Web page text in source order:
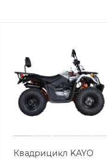
Квадрицикл KAYO